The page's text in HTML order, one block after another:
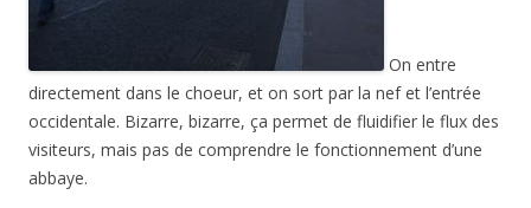
On entre
directement dans le choeur, et on sort par la nef et l’entrée
occidentale. Bizarre, bizarre, ça permet de fluidifier le flux des
visiteurs, mais pas de comprendre le fonctionnement d’une
abbaye.